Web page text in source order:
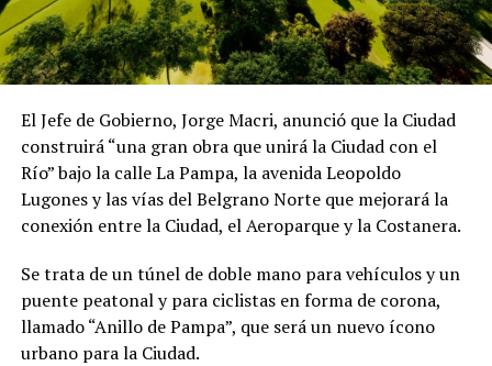
El Jefe de Gobierno, Jorge Macri, anunció que la Ciudad
construirá “una gran obra que unirá la Ciudad con el
Río” bajo la calle La Pampa, la avenida Leopoldo
Lugones y las vías del Belgrano Norte que mejorará la
conexión entre la Ciudad, el Aeroparque y la Costanera.
Se trata de un túnel de doble mano para vehículos y un
puente peatonal y para ciclistas en forma de corona,
llamado “Anillo de Pampa”, que será un nuevo ícono
urbano para la Ciudad.